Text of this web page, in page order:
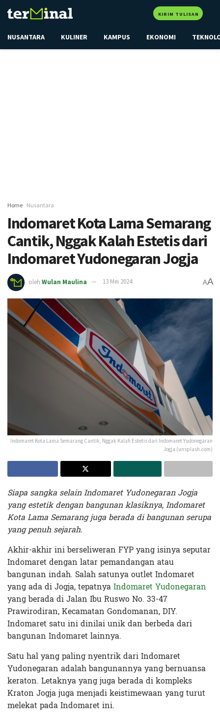
KIRIM TULISAN
NUSANTARA KULINER KAMPUS EKONOMI
Home Nusantara
Indomaret Kota Lama Semarang
Cantik, Nggak Kalah Estetis dari
Indomaret Yudonegaran Jogja
oleh Wulan Maulina 13 Mei 2024 AA
Indomaret Kota Lama Semarang Cantik, Nggak Kalah Estetis dari Indomaret Yudonegaran
Jogja (unsplash.com)
Siapa sangka selain Indomaret Yudonegaran Jogja
yang estetik dengan bangunan klasiknya, Indomaret
Kota Lama Semarang juga berada di bangunan serupa
yang penuh sejarah.
Akhir-akhir ini berseliweran FYP yang isinya seputar
Indomaret dengan latar pemandangan atau
bangunan indah. Salah satunya outlet Indomaret
yang ada di Jogja, tepatnyaIndomaret Yudonegaran
yang berada di Jalan Ibu Ruswo No. 33-47
Prawirodiran, Kecamatan Gondomanan, DIY.
Indomaret satu ini dinilai unik dan berbeda dari
bangunan Indomaret lainnya.
Satu hal yang paling nyentrik dari Indomaret
Yudonegaran adalah bangunannya yang bernuansa
keraton. Letaknya yang juga berada di kompleks
Kraton Jogja juga menjadi keistimewaan yang turut
melekat pada Indomaret ini.